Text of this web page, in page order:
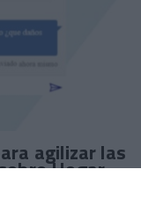
agilizar las
Hogar
los agentes que